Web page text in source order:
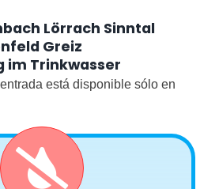
Lörrach Sinntal
Greiz
im Trinkwasser
está disponible sólo en